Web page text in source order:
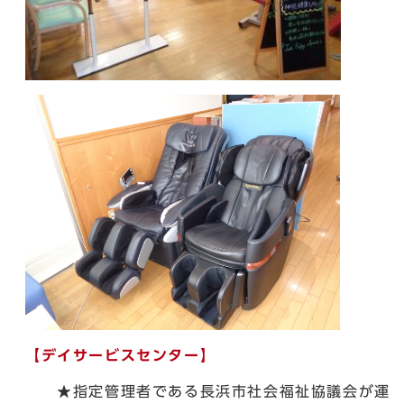
【デイサービスセンター】
★指定管理者である長浜市社会福祉協議会が運